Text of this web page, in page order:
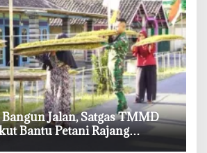
Jalan, Satgas TMMD
Bantu Petani Rajang